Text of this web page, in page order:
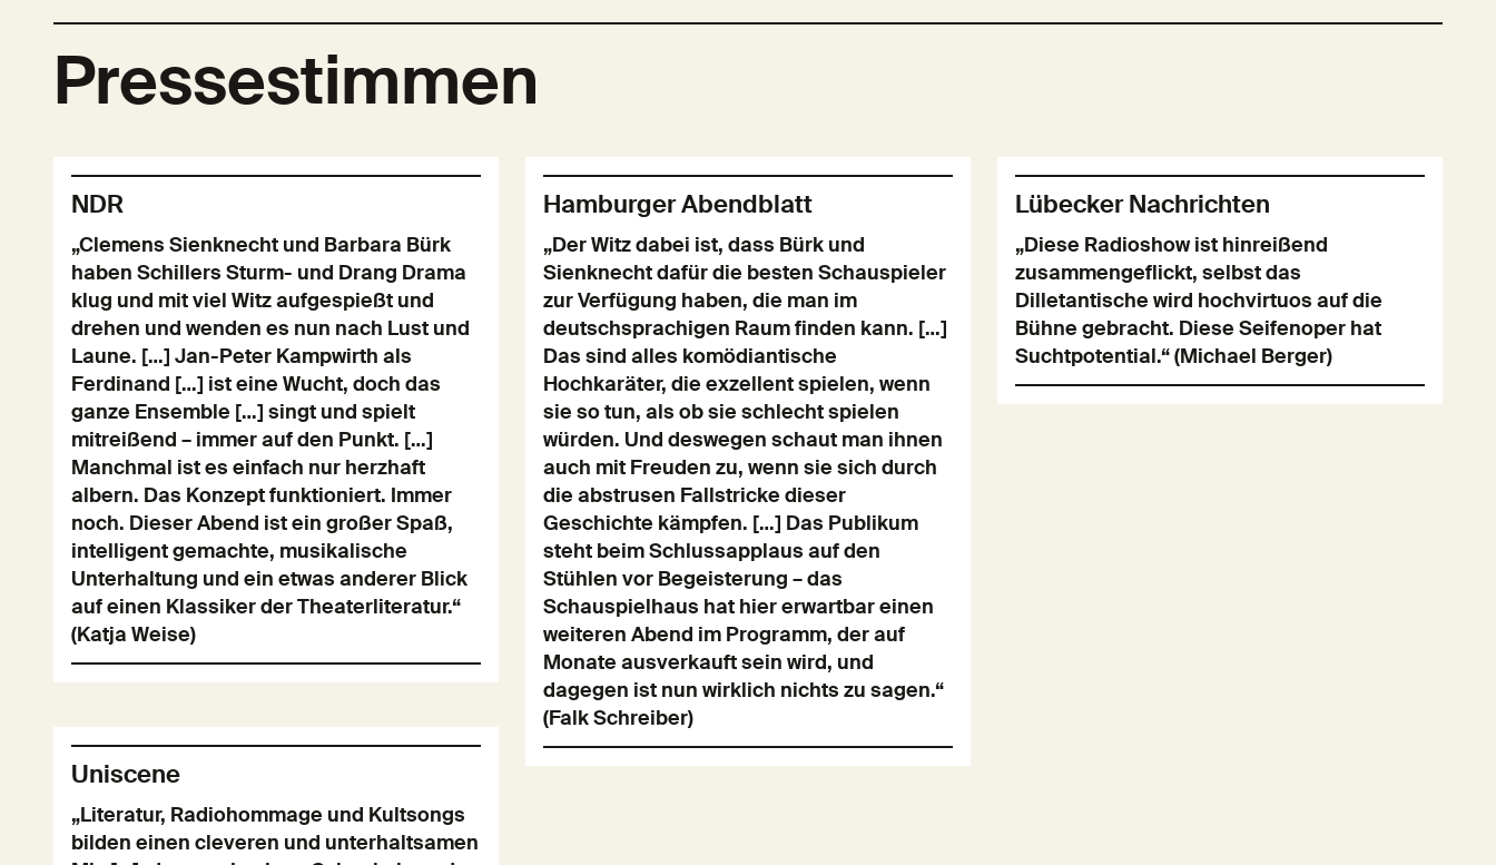
Pressestimmen
NDR
„Clemens Sienknecht und Barbara Bürk
haben Schillers Sturm- und Drang Drama
klug und mit viel Witz aufgespießt und
drehen und wenden es nun nach Lust und
Laune. […] Jan-Peter Kampwirth als
Ferdinand […] ist eine Wucht, doch das
ganze Ensemble […] singt und spielt
mitreißend – immer auf den Punkt. […]
Manchmal ist es einfach nur herzhaft
albern. Das Konzept funktioniert. Immer
noch. Dieser Abend ist ein großer Spaß,
intelligent gemachte, musikalische
Unterhaltung und ein etwas anderer Blick
auf einen Klassiker der Theaterliteratur.“
(Katja Weise)
Hamburger Abendblatt
„Der Witz dabei ist, dass Bürk und
Sienknecht dafür die besten Schauspieler
zur Verfügung haben, die man im
deutschsprachigen Raum finden kann. […]
Das sind alles komödiantische
Hochkaräter, die exzellent spielen, wenn
sie so tun, als ob sie schlecht spielen
würden. Und deswegen schaut man ihnen
auch mit Freuden zu, wenn sie sich durch
die abstrusen Fallstricke dieser
Geschichte kämpfen. […] Das Publikum
steht beim Schlussapplaus auf den
Stühlen vor Begeisterung – das
Schauspielhaus hat hier erwartbar einen
weiteren Abend im Programm, der auf
Monate ausverkauft sein wird, und
dagegen ist nun wirklich nichts zu sagen.“
(Falk Schreiber)
Lübecker Nachrichten
„Diese Radioshow ist hinreißend
zusammengeflickt, selbst das
Dilletantische wird hochvirtuos auf die
Bühne gebracht. Diese Seifenoper hat
Suchtpotential.“ (Michael Berger)
Uniscene
„Literatur, Radiohommage und Kultsongs
bilden einen cleveren und unterhaltsamen